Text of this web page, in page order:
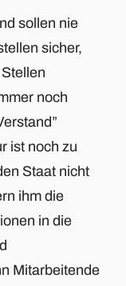
sollen nie
sicher,
noch
ist noch zu
Staat nicht
ihm die
in die
Mitarbeitende